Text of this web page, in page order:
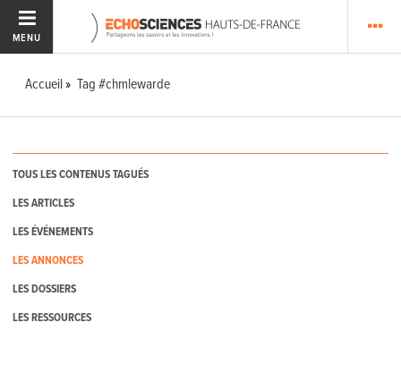
MENU
Accueil Tag #chmlewarde
TOUS LES CONTENUS TAGUÉS
LES ARTICLES
LES ÉVÉNEMENTS
LES ANNONCES
LES DOSSIERS
LES RESSOURCES